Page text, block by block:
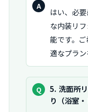
はい、必
な内装リ
能です。
適なプラン
質
問：
5 洗面所
り（浴室